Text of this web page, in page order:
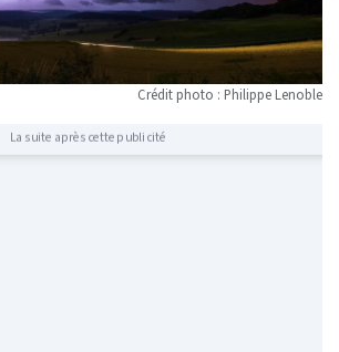
Crédit photo : Philippe Lenoble
La suite après cette publicité